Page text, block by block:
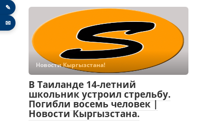
Новости Кыргызстана!
В Таиланде 14-летний
школьник устроил стрельбу.
Погибли восемь человек |
Новости Кыргызстана.
✎
✉